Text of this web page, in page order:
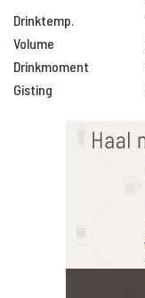
Drinktemp.
Volume
Drinkmoment
Gisting